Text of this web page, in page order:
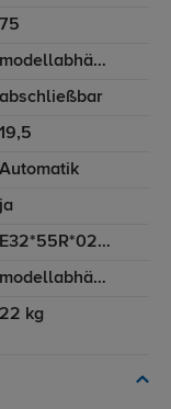
75
modellabhängig
abschließbar
19,5
Automatik
ja
E32*55R*020244
modellabhängig
22 kg